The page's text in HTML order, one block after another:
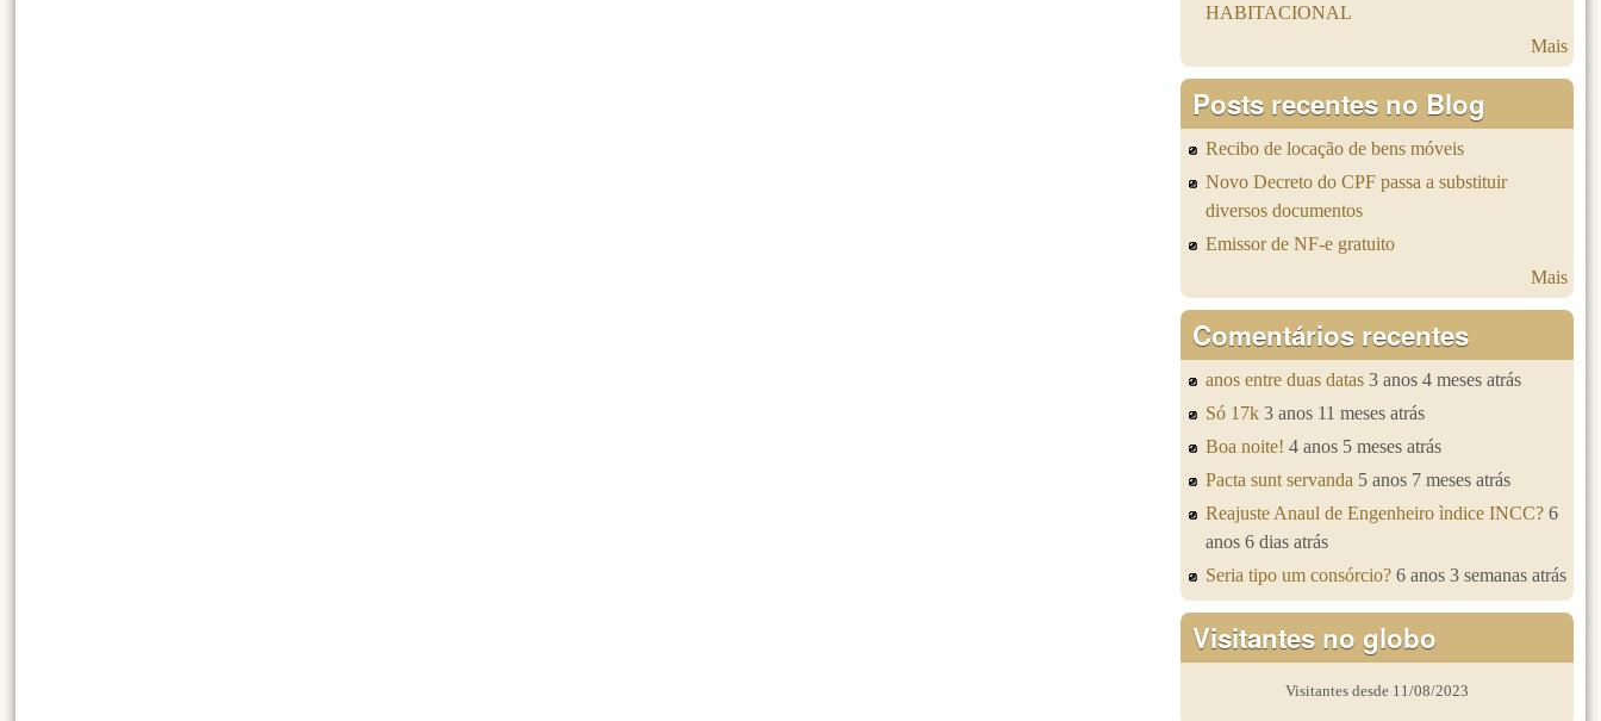
HABITACIONAL
Mais
Posts recentes no Blog
Recibo de locação de bens móveis
Novo Decreto do CPF passa a substituir
diversos documentos
Emissor de NF-e gratuito
Mais
Comentários recentes
anos entre duas datas 3 anos 4 meses atrás
Só 17k 3 anos 11 meses atrás
Boa noite! 4 anos 5 meses atrás
Pacta sunt servanda 5 anos 7 meses atrás
Reajuste Anaul de Engenheiro ìndice INCC? 6
anos 6 dias atrás
Seria tipo um consórcio? 6 anos 3 semanas atrás
Visitantes no globo
Visitantes desde 11/08/2023